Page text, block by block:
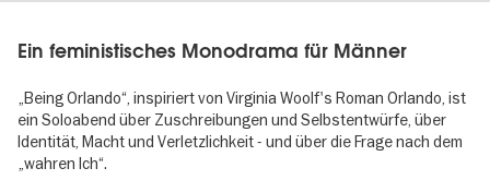
Ein feministisches Monodrama für Männer
„Being Orlando“, inspiriert von Virginia Woolf's Roman Orlando, ist
ein Soloabend über Zuschreibungen und Selbstentwürfe, über
Identität, Macht und Verletzlichkeit - und über die Frage nach dem
„wahren Ich“.